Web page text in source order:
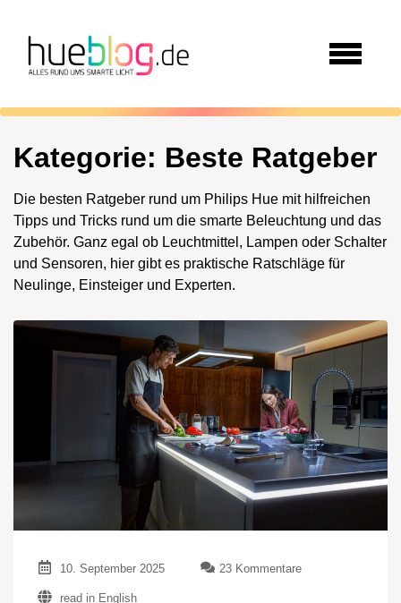
Kategorie: Beste Ratgeber
Die besten Ratgeber rund um Philips Hue mit hilfreichen
Tipps und Tricks rund um die smarte Beleuchtung und das
Zubehör. Ganz egal ob Leuchtmittel, Lampen oder Schalter
und Sensoren, hier gibt es praktische Ratschläge für
Neulinge, Einsteiger und Experten.
10. September 2025 23 Kommentarezu
read in English